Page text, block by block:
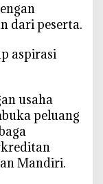
dari peserta.
aspirasi
usaha
peluang
Mandiri.